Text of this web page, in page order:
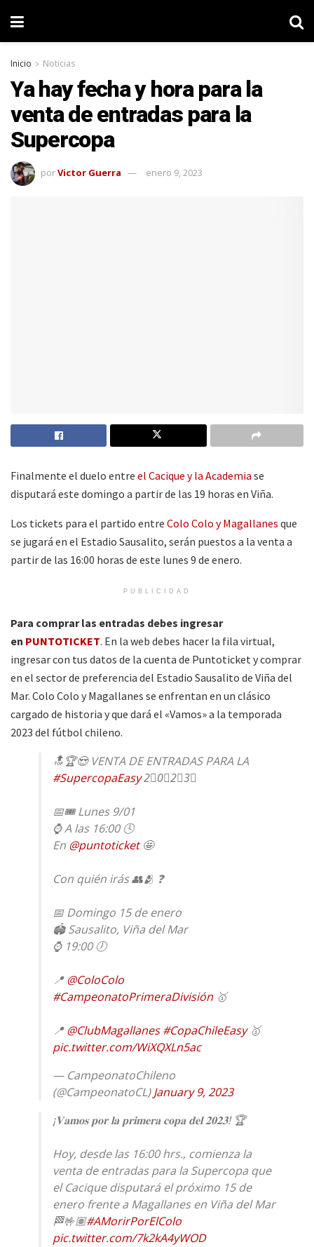
Inicio Noticias
Ya hay fecha y hora para la
venta de entradas para la
Supercopa
porVictor Guerra enero 9, 2023
Finalmente el duelo entre el Cacique y la Academia se
disputará este domingo a partir de las 19 horas en Viña.
Los tickets para el partido entre Colo Colo y Magallanes que
se jugará en el Estadio Sausalito, serán puestos a la venta a
partir de las 16:00 horas de este lunes 9 de enero.
PUBLICIDAD
Para comprar las entradas debes ingresar
en PUNTOTICKET. En la web debes hacer la fila virtual,
ingresar con tus datos de la cuenta de Puntoticket y comprar
en el sector de preferencia del Estadio Sausalito de Viña del
Mar. Colo Colo y Magallanes se enfrentan en un clásico
cargado de historia y que dará el «Vamos» a la temporada
2023 del fútbol chileno.
🔝🏆😍 VENTA DE ENTRADAS PARA LA
#SupercopaEasy2⃣0⃣2⃣3⃣
📅🎟 Lunes 9/01
⌚ A las 16:00 🕓
En @puntoticket🤩
Con quién irás 👥🫂 ❓
📅 Domingo 15 de enero
🏟 Sausalito, Viña del Mar
⌚ 19:00 🕖
📍@ColoColo
#CampeonatoPrimeraDivisión 🥇
📍@ClubMagallanes #CopaChileEasy🥇
pic.twitter.com/WiXQXLn5ac
— CampeonatoChileno
(@CampeonatoCL)January 9, 2023
¡𝐕𝐚𝐦𝐨𝐬 𝐩𝐨𝐫 𝐥𝐚 𝐩𝐫𝐢𝐦𝐞𝐫𝐚 𝐜𝐨𝐩𝐚 𝐝𝐞𝐥 𝟐𝟎𝟐𝟑! 🏆
Hoy, desde las 16:00 hrs., comienza la
venta de entradas para la Supercopa que
el Cacique disputará el próximo 15 de
enero frente a Magallanes en Viña del Mar
🏁🤟🏽#AMorirPorElColo
pic.twitter.com/7k2kA4yWOD